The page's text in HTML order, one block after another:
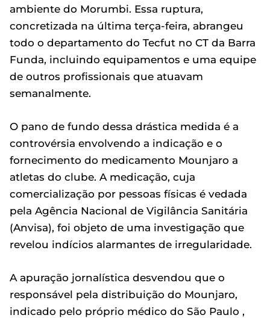
ambiente do Morumbi. Essa ruptura,
concretizada na última terça-feira, abrangeu
todo o departamento do Tecfut no CT da Barra
Funda, incluindo equipamentos e uma equipe
de outros profissionais que atuavam
semanalmente.
O pano de fundo dessa drástica medida é a
controvérsia envolvendo a indicação e o
fornecimento do medicamento Mounjaro a
atletas do clube. A medicação, cuja
comercialização por pessoas físicas é vedada
pela Agência Nacional de Vigilância Sanitária
(Anvisa), foi objeto de uma investigação que
revelou indícios alarmantes de irregularidade.
A apuração jornalística desvendou que o
responsável pela distribuição do Mounjaro,
indicado pelo próprio médico do São Paulo ,